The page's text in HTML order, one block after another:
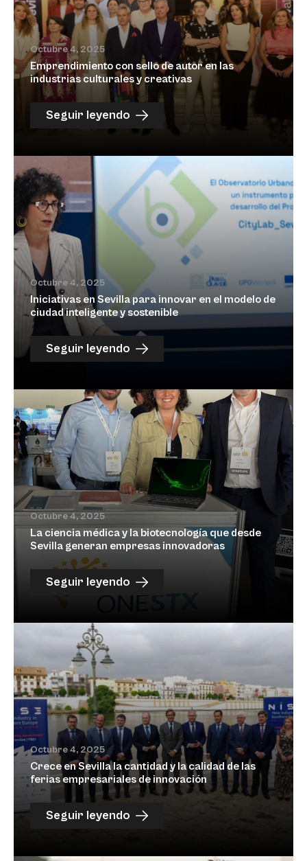
Octubre 4, 2025
Emprendimiento con sello de autor en las
industrias culturales y creativas
Seguir leyendo
Octubre 4, 2025
Iniciativas en Sevilla para innovar en el modelo de
ciudad inteligente y sostenible
Seguir leyendo
Octubre 4, 2025
La ciencia médica y la biotecnología que desde
Sevilla generan empresas innovadoras
Seguir leyendo
Octubre 4, 2025
Crece en Sevilla la cantidad y la calidad de las
ferias empresariales de innovación
Seguir leyendo